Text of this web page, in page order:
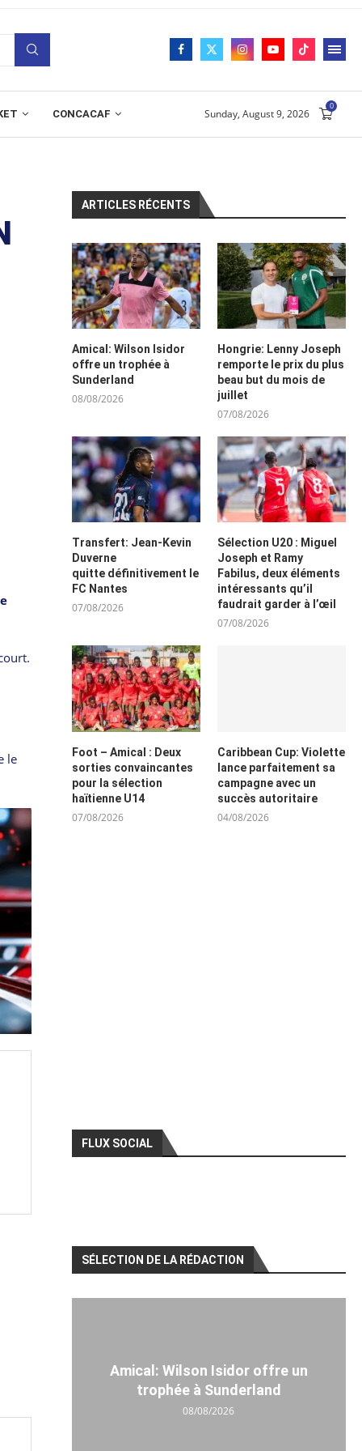
CONCACAF Sunday, August 9, 2026
0
le
ARTICLES RÉCENTS
Amical: Wilson Isidor
offre un trophée à
Sunderland
08/08/2026
Hongrie: Lenny Joseph
remporte le prix du plus
beau but du mois de
juillet
07/08/2026
Transfert: Jean-Kevin
Duverne
quitte définitivement le
FC Nantes
07/08/2026
Sélection U20 : Miguel
Joseph et Ramy
Fabilus, deux éléments
intéressants qu’il
faudrait garder à l’œil
07/08/2026
Foot – Amical : Deux
sorties convaincantes
pour la sélection
haïtienne U14
07/08/2026
Caribbean Cup: Violette
lance parfaitement sa
campagne avec un
succès autoritaire
04/08/2026
FLUX SOCIAL
SÉLECTION DE LA RÉDACTION
Amical: Wilson Isidor offre un
trophée à Sunderland
08/08/2026